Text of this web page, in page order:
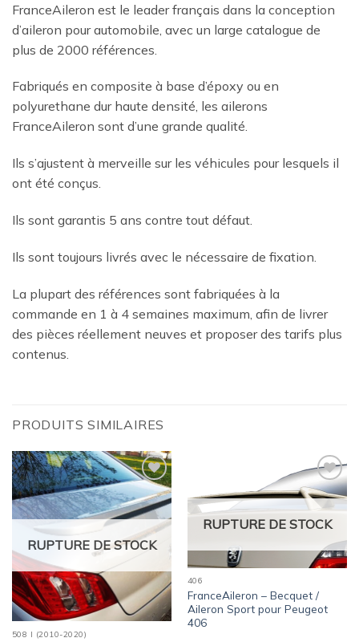
FranceAileron est le leader français dans la conception
d’aileron pour automobile, avec un large catalogue de
plus de 2000 références.
Fabriqués en composite à base d’époxy ou en
polyurethane dur haute densité, les ailerons
FranceAileron sont d’une grande qualité.
Ils s’ajustent à merveille sur les véhicules pour lesquels il
ont été conçus.
Ils sont garantis 5 ans contre tout défaut.
Ils sont toujours livrés avec le nécessaire de fixation.
La plupart des références sont fabriquées à la
commande en 1 à 4 semaines maximum, afin de livrer
des pièces réellement neuves et proposer des tarifs plus
contenus.
PRODUITS SIMILAIRES
Ajouter
à la
wishlist
RUPTURE DE STOCK
508 I (2010-2020)
Ajouter
à la
RUPTURE DE STOCK
406
FranceAileron – Becquet /
Aileron Sport pour Peugeot
406